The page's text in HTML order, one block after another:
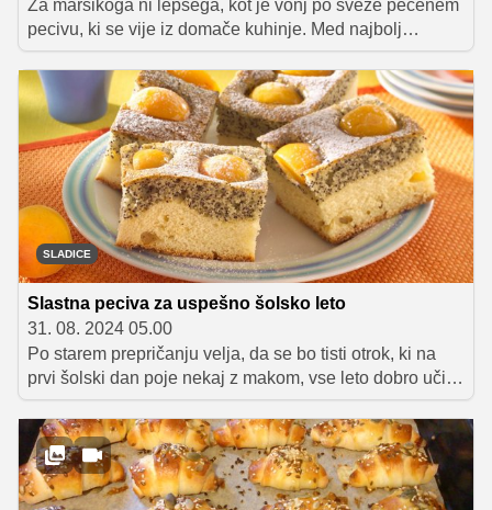
Za marsikoga ni lepšega, kot je vonj po sveže pečenem
pecivu, ki se vije iz domače kuhinje. Med najbolj
priljubljenimi dobrotami, ki jih še zlasti radi pripravljamo
za vikend, ko se zunanje temperature nekoliko znižajo,
so raznorazne kvašene dobrote. Slana in sladka peciva
lahko pripravimo tudi za praznovanja in zabave,
zagotovo pa so najboljša, ko so še topla, postrežena s
skodelico najljubšega napitka. Kvašene dobrote vedno
izrstno teknejo, njihova največja pomanjkljivost je zgolj
ta, da jih prehitro zmanjka.
SLADICE
Slastna peciva za uspešno šolsko leto
31. 08. 2024 05.00
Po starem prepričanju velja, da se bo tisti otrok, ki na
prvi šolski dan poje nekaj z makom, vse leto dobro učil.
Da bodo otroci mak tudi tudi z veseljem pojedli, je
najbolje, da ga 'skrijete' v kakšno dobro pecivo, s
katerim boste vašega šolarja presenetili ob prihodu
domov.